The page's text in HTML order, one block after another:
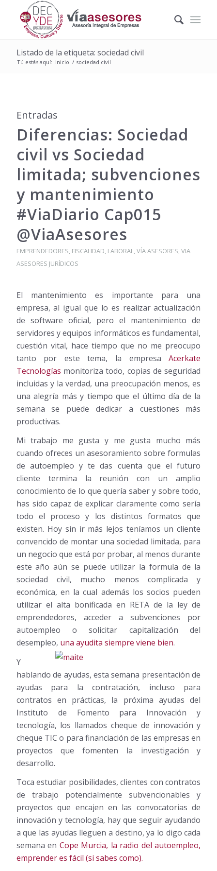
Listado de la etiqueta: sociedad civil
Tú estás aquí: Inicio / sociedad civil
Entradas
Diferencias: Sociedad
civil vs Sociedad
limitada; subvenciones
y mantenimiento
#ViaDiario Cap015
@ViaAsesores
EMPRENDEDORES, FISCALIDAD, LABORAL,VÍA ASESORES,VIA
ASESORES JURÍDICOS
El mantenimiento es importante para una
empresa, al igual que lo es realizar actualización
de software oficial, pero el mantenimiento de
servidores y equipos informáticos es fundamental,
cuestión vital, hace tiempo que no me preocupo
tanto por este tema, la empresaAcerkate
Tecnologías monitoriza todo, copias de seguridad
incluidas y la verdad, una preocupación menos, es
una alegría más y tiempo que el último día de la
semana se puede dedicar a cuestiones más
productivas.
Mi trabajo me gusta y me gusta mucho más
cuando ofreces un asesoramiento sobre formulas
de autoempleo y te das cuenta que el futuro
cliente termina la reunión con un amplio
conocimiento de lo que quería saber y sobre todo,
has sido capaz de explicar claramente como sería
todo el proceso y los distintos formatos que
existen. Hoy sin ir más lejos teníamos un cliente
convencido de montar una sociedad limitada, para
un negocio que está por probar, al menos durante
este año aún se puede utilizar la formula de la
sociedad civil, mucho menos complicada y
económica, en la cual además los socios pueden
utilizar el alta bonificada en RETA de la ley de
emprendedores, acceder a subvenciones por
autoempleo o solicitar capitalización del
desempleo, una ayudita siempre viene bien.
Y
hablando de ayudas, esta semana presentación de
ayudas para la contratación, incluso para
contratos en prácticas, la próxima ayudas del
Instituto de Fomento para Innovación y
tecnología, los llamados cheque de innovación y
cheque TIC o para financiación de las empresas en
proyectos que fomenten la investigación y
desarrollo.
Toca estudiar posibilidades, clientes con contratos
de trabajo potencialmente subvencionables y
proyectos que encajen en las convocatorias de
innovación y tecnología, hay que seguir ayudando
a que las ayudas lleguen a destino, ya lo digo cada
semana en Cope Murcia, la radio del autoempleo,
emprender es fácil (si sabes como).